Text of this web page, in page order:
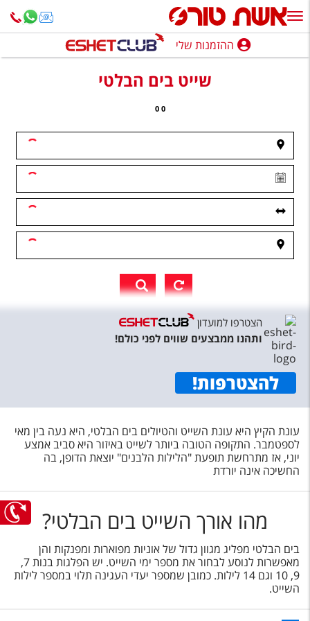
ההזמנות שלי
חבילות נופש
הרגע האחרון
חבילות בריאות וספא
טיסות לחו"ל
מלונות בחו"ל
Русский
מגזין אשת
שירות לקוחות
תקנון
נגישות
עקבו אחרינו
ההזמנות שלי
שייט בים הבלטי
0
0
הצטרפו למועדון
ותהנו ממבצעים שווים לפני כולם!
להצטרפות!
עונת הקיץ היא עונת השייט והטיולים בים הבלטי, היא נעה בין מאי
לספטמבר. התקופה הטובה ביותר לשייט באיזור היא סביב אמצע
יוני, אז מתרחשת תופעת "הלילות הלבנים" יוצאת הדופן, בה
החשיכה אינה יורדת
מהו אורך השייט בים הבלטי?
בים הבלטי מפליג מגוון גדול של אוניות מפוארות ומפנקות והן
מאפשרות לנוסע לבחור את מספר ימי השייט. יש הפלגות בנות 7,
9, 10 וגם 14 לילות. כמובן שמספר יעדי העגינה תלוי במספר לילות
השייט.